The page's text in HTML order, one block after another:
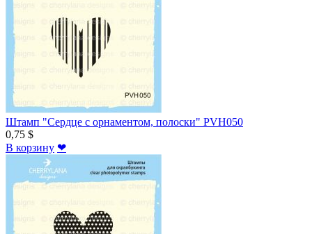
Штамп "Сердце с орнаментом, полоски" PVH050
0,75 $
В корзину ❤